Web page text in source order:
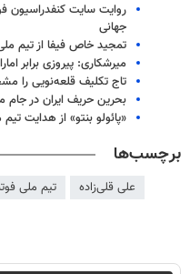
روایت سایت کنفدراسیون
جهانی
تمجید خاص فیفا از تیم
میرشکاری: پیروزی برابر
تاج تکلیف قلعه‌نویی را
بحرین حریف ایران در
«پائولو بنتو» از هدایت
برچسب‌ها
علی قلی‌زاده تیم ملی